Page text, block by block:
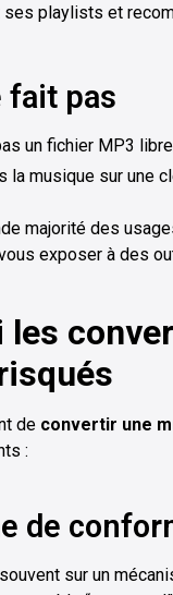
playlists et
fait pas
un fichier MP3
la musique sur une
majorité des
exposer à des
de convertir une
:
de
sur un